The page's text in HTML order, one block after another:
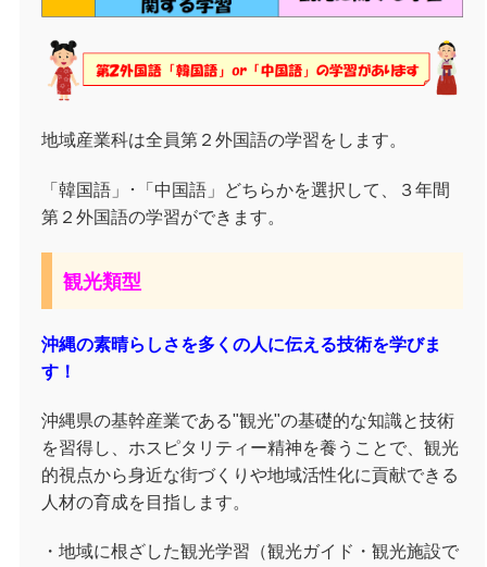
地域産業科は全員第２外国語の学習をします。
「韓国語」･「中国語」どちらかを選択して、３年間
第２外国語の学習ができます。
観光類型
沖縄の素晴らしさを多くの人に伝える技術を学びま
す！
沖縄県の基幹産業である"観光"の基礎的な知識と技術
を習得し、ホスピタリティー精神を養うことで、 観光
的視点から身近な街づくりや地域活性化に貢献できる
人材の育成を目指します。
・地域に根ざした観光学習（観光ガイド・観光施設で